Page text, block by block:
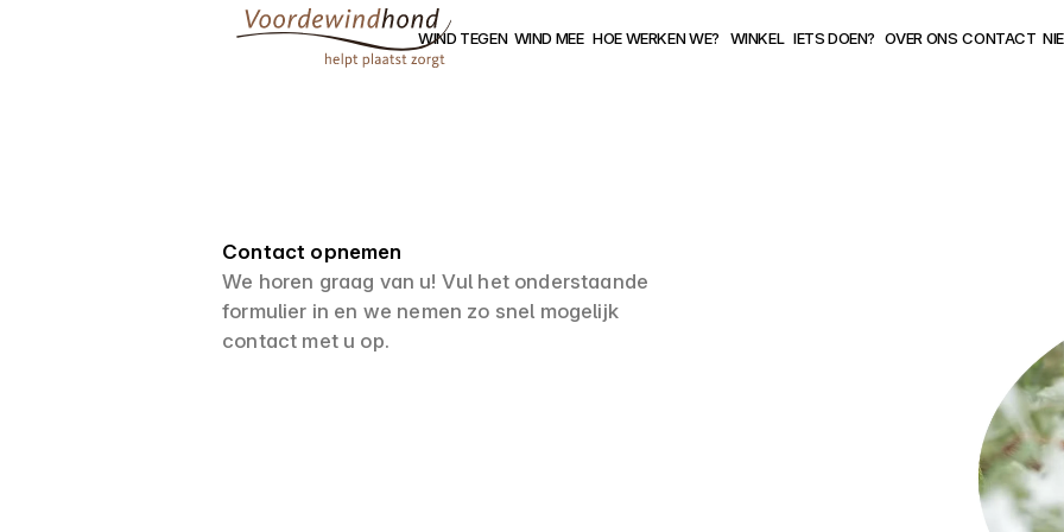
Contact opnemen
We horen graag van u! Vul het onderstaande
formulier in en we nemen zo snel mogelijk
contact met u op.
WIND TEGEN WIND MEE HOE WERKEN WE? WINKEL IETS DOEN? OVER ONS CONTACT